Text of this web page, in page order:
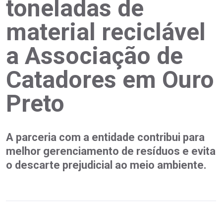
toneladas de
material reciclável
a Associação de
Catadores em Ouro
Preto
A parceria com a entidade contribui para
melhor gerenciamento de resíduos e evita
o descarte prejudicial ao meio ambiente.